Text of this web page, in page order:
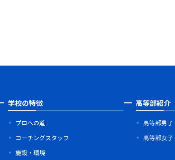
学校の特徴
プロへの道
コーチングスタッフ
施設・環境
高等部紹介
高等部男子
高等部女子